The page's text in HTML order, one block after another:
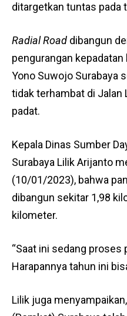
ditargetkan tuntas pada
Radial Road dibangun
pengurangan
Yono Suwojo Surabaya
tidak terhambat di Jalan
padat.
Kepala Dinas Sumber
Surabaya Lilik Arijanto
(10/01/2023), bahwa
dibangun sekitar 1,98
kilometer.
“Saat ini sedang proses
Harapannya tahun ini
Lilik juga